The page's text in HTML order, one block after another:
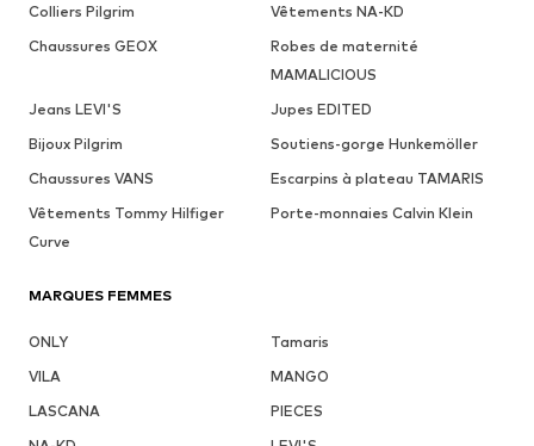
Colliers Pilgrim
Vêtements NA-KD
Chaussures GEOX
Robes de maternité
MAMALICIOUS
Jeans LEVI'S
Jupes EDITED
Bijoux Pilgrim
Soutiens-gorge Hunkemöller
Chaussures VANS
Escarpins à plateau TAMARIS
Vêtements Tommy Hilfiger
Curve
Porte-monnaies Calvin Klein
MARQUES FEMMES
ONLY
Tamaris
VILA
MANGO
LASCANA
PIECES